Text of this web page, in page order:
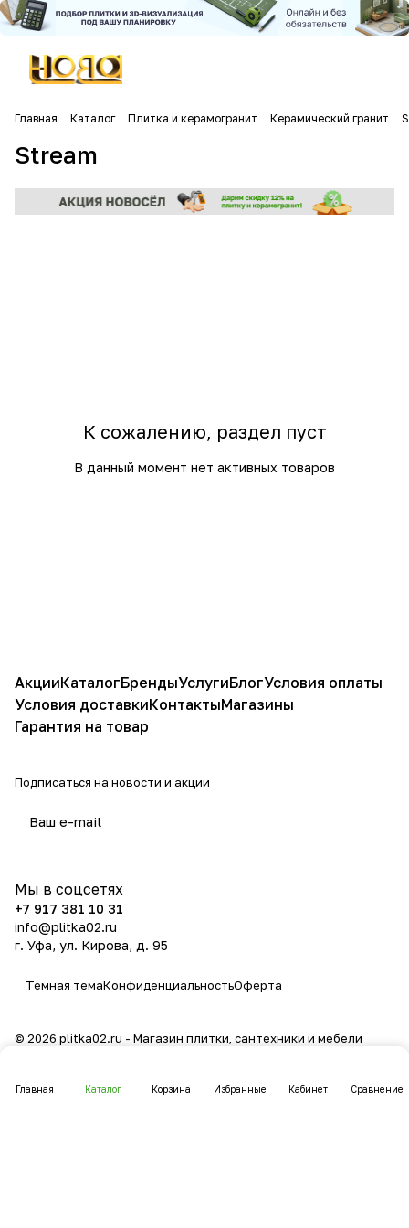
Главная Каталог Плитка и керамогранит Керамический гранит
Stream
К сожалению, раздел пуст
В данный момент нет активных товаров
Главная Каталог Корзина Избранные Кабинет Сравнение
АкцииКаталогБрендыУслугиБлогУсловия оплаты
Условия доставкиКонтактыМагазины
Гарантия на товар
Подписаться на новости и акции
Мы в соцсетях
+7 917 381 10 31
info@plitka02.ru
г. Уфа, ул. Кирова, д. 95
Темная темаКонфиденциальностьОферта
© 2026 plitka02.ru - Магазин плитки, сантехники и мебели